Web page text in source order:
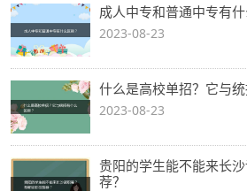
成人中专和普通中专有什
2023-08-23
什么是高校单招？它与统
2023-08-23
贵阳的学生能不能来长
荐？